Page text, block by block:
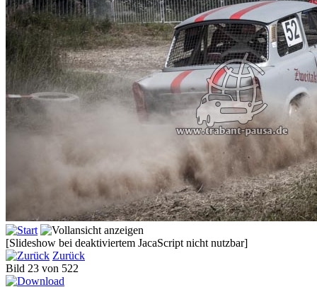
[Slideshow bei deaktiviertem JacaScript nicht nutzbar]
Zurück
Bild 23 von 522